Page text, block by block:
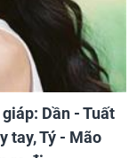
Dần - Tuất
tay, Tý - Mão